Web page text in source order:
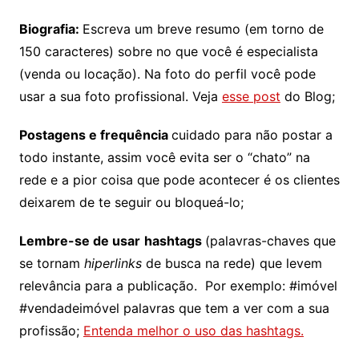
Biografia: Escreva um breve resumo (em torno de
150 caracteres) sobre no que você é especialista
(venda ou locação). Na foto do perfil você pode
usar a sua foto profissional. Veja esse post do Blog;
Postagens e frequência cuidado para não postar a
todo instante, assim você evita ser o “chato” na
rede e a pior coisa que pode acontecer é os clientes
deixarem de te seguir ou bloqueá-lo;
Lembre-se de usar hashtags (palavras-chaves que
se tornam hiperlinksde busca na rede) que levem
relevância para a publicação. Por exemplo: #imóvel
#vendadeimóvel palavras que tem a ver com a sua
profissão; Entenda melhor o uso das hashtags.